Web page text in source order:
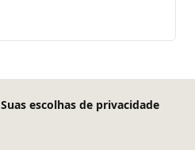
Suas escolhas de privacidade